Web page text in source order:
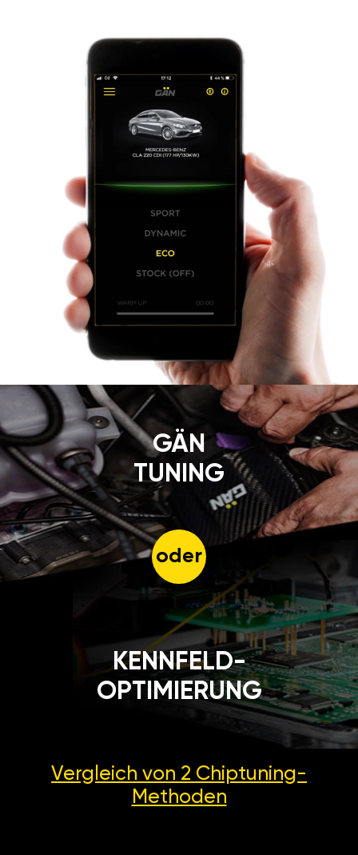
GÄN
TUNING
oder
KENNFELD-
OPTIMIERUNG
Vergleich von 2 Chiptuning-
Methoden